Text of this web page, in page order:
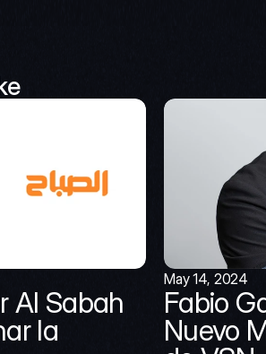
Al Sabah
la
May 14, 2024
Fabio
Nuevo